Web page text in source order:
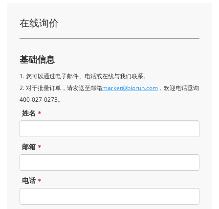
在线询价
基础信息
1. 您可以通过电子邮件、电话或在线与我们联系。
2. 对于批量订单，请发送至邮箱market@biorun.com ，欢迎电话垂询
400-027-0273。
姓名 *
邮箱 *
电话 *